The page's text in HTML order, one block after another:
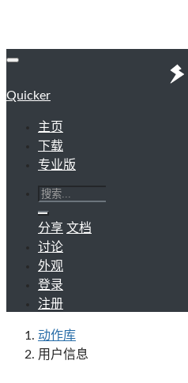
Quicker
主页
下载
专业版
分享 文档
讨论
外观
登录
注册
动作库
用户信息